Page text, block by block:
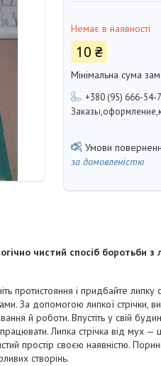
Немає в наявності
10 ₴
Мінімальна сума
+380 (95) 666-54-
за домовленістю
чистий спосіб боротьби
протистояння і придбайте липку
За допомогою липкої стрічки,
й роботи. Впустіть у свій
Липка стрічка від
простір своєю наявністю.
створінь.